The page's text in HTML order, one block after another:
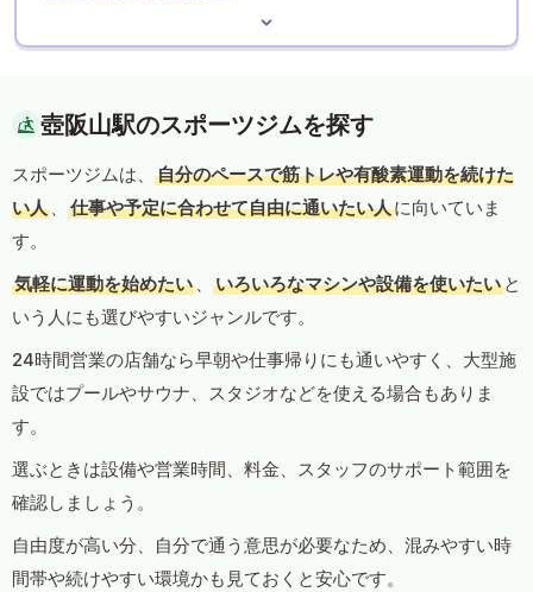
壺阪山駅のスポーツジムを探す
スポーツジムは、
自分のペースで筋トレや有酸素運動を続けた
い人 、 仕事や予定に合わせて自由に通いたい人に向いていま
す。
気軽に運動を始めたい 、 いろいろなマシンや設備を使いたい と
いう人にも選びやすいジャンルです。
24時間営業の店舗なら早朝や仕事帰りにも通いやすく、大型施
設ではプールやサウナ、スタジオなどを使える場合もありま
す。
選ぶときは設備や営業時間、料金、スタッフのサポート範囲を
確認しましょう。
自由度が高い分、自分で通う意思が必要なため、混みやすい時
間帯や続けやすい環境かも見ておくと安心です。